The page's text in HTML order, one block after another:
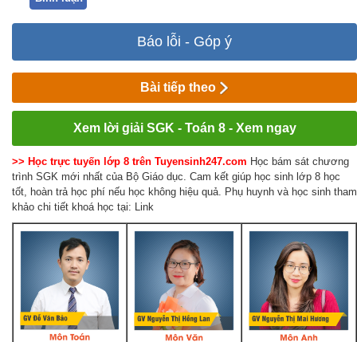
Báo lỗi - Góp ý
Bài tiếp theo
Xem lời giải SGK - Toán 8 - Xem ngay
>> Học trực tuyến lớp 8 trên Tuyensinh247.com Học bám sát chương
trình SGK mới nhất của Bộ Giáo dục. Cam kết giúp học sinh lớp 8 học
tốt, hoàn trả học phí nếu học không hiệu quả. Phụ huynh và học sinh tham
khảo chi tiết khoá học tại: Link